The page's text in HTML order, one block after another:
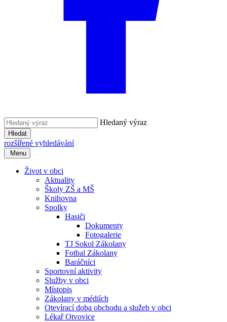
Hledaný výraz
Hledat
rozšířené vyhledávání
Menu
Život v obci
Aktuality
Školy ZŠ a MŠ
Knihovna
Spolky
Hasiči
Dokumenty
Fotogalerie
TJ Sokol Zákolany
Fotbal Zákolany
Baráčníci
Sportovní aktivity
Služby v obci
Místopis
Zákolany v médiích
Otevírací doba obchodu a služeb v obci
Lékař Otvovice